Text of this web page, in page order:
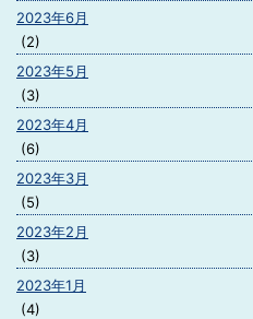
2023年6月
(2)
2023年5月
(3)
2023年4月
(6)
2023年3月
(5)
2023年2月
(3)
2023年1月
(4)